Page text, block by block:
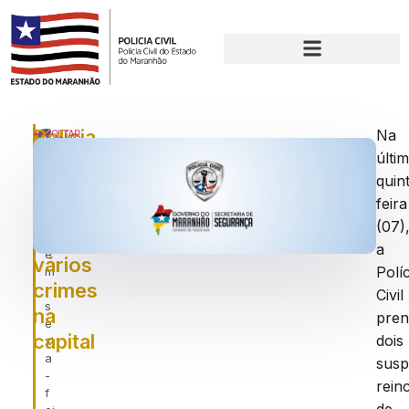
P
e
m
:
s
e
xt
a
-
f
Polícia
vários
crimes
na
capital
VOLTAR
Na
feira
a
Civil
dois